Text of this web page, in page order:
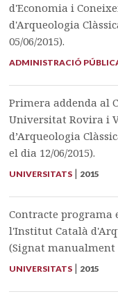
d'Economia i
d'Arqueologia
05/06/2015).
ADMINISTRACIÓ
Primera addenda al
Universitat Rovira i
d’Arqueologia
el dia 12/06/2015).
UNIVERSITATS | 2015
Contracte
l'Institut Català
(Signat manualment
UNIVERSITATS | 2015